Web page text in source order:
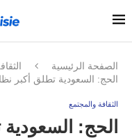
الصفحة الرئيسية
الحج: السعودية تطلق أكبر
الثقافة والمجتمع
الحج: